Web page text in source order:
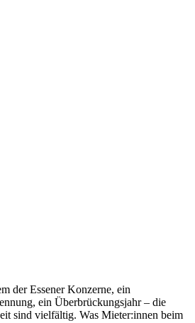
der Essener Konzerne, ein
ein Überbrückungsjahr – die
sind vielfältig. Was Mieter:innen beim